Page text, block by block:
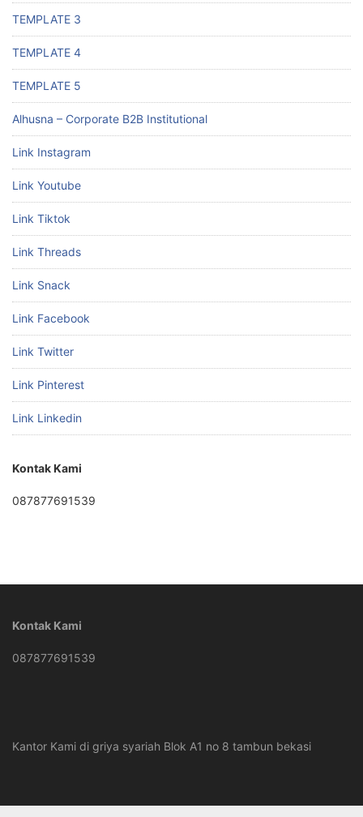
TEMPLATE 3
TEMPLATE 4
TEMPLATE 5
Alhusna – Corporate B2B Institutional
Link Instagram
Link Youtube
Link Tiktok
Link Threads
Link Snack
Link Facebook
Link Twitter
Link Pinterest
Link Linkedin
Kontak Kami
087877691539
Kontak Kami
087877691539
Kantor Kami di griya syariah Blok A1 no 8 tambun bekasi